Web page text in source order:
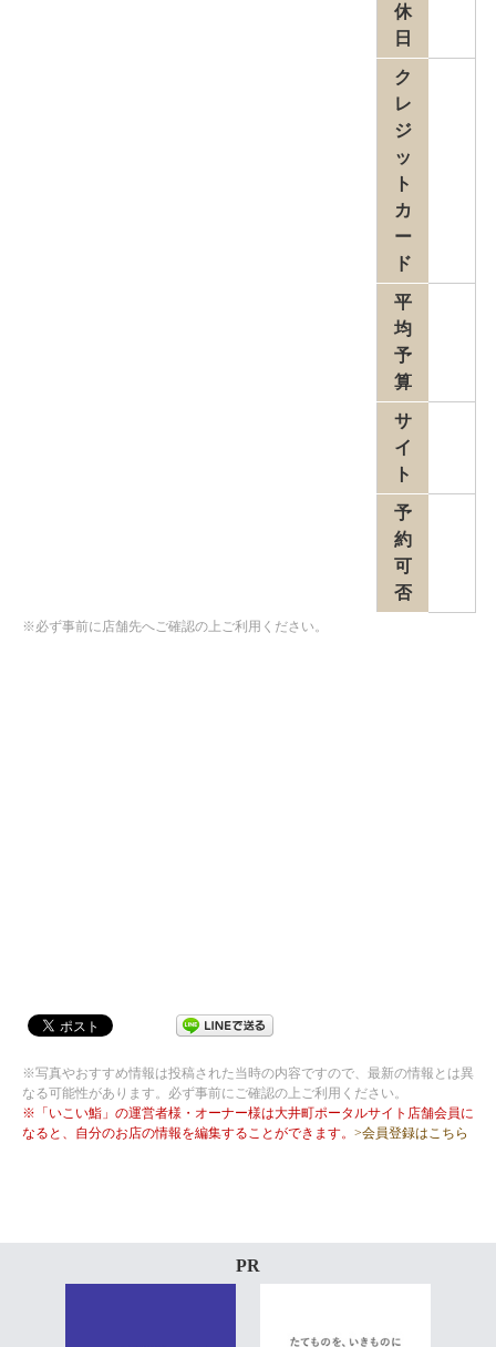
休
日
ク
レ
ジ
ッ
ト
カ
ー
ド
平
均
予
算
サ
イ
ト
予
約
可
否
※必ず事前に店舗先へご確認の上ご利用ください。
※写真やおすすめ情報は投稿された当時の内容ですので、最新の情報とは異
なる可能性があります。必ず事前にご確認の上ご利用ください。
※「いこい鮨」の運営者様・オーナー様は大井町ポータルサイト店舗会員に
なると、自分のお店の情報を編集することができます。 >会員登録はこちら
PR